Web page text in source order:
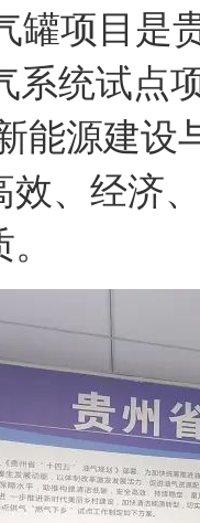
罐项目是
系统试点
能源建
、经济